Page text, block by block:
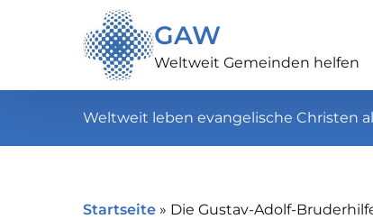
GAW
Weltweit Gemeinden helfen
Weltweit leben evangelische Christen
Startseite » Die Gustav-Adolf-